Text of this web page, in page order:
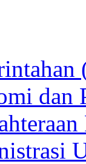
dan